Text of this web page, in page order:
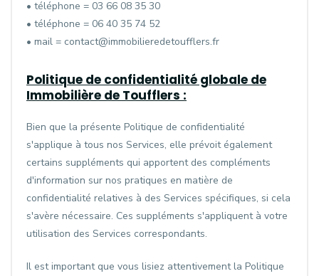
• téléphone = 03 66 08 35 30
• téléphone = 06 40 35 74 52
• mail = contact@immobilieredetoufflers.fr
Politique de confidentialité globale de
Immobilière de Toufflers :
Bien que la présente Politique de confidentialité
s'applique à tous nos Services, elle prévoit également
certains suppléments qui apportent des compléments
d'information sur nos pratiques en matière de
confidentialité relatives à des Services spécifiques, si cela
s'avère nécessaire. Ces suppléments s'appliquent à votre
utilisation des Services correspondants.
Il est important que vous lisiez attentivement la Politique